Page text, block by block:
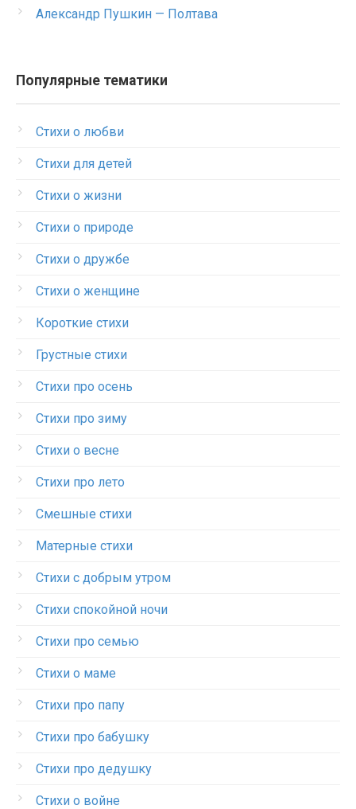
Александр Пушкин — Полтава
Популярные тематики
Стихи о любви
Стихи для детей
Стихи о жизни
Стихи о природе
Стихи о дружбе
Стихи о женщине
Короткие стихи
Грустные стихи
Стихи про осень
Стихи про зиму
Стихи о весне
Стихи про лето
Смешные стихи
Матерные стихи
Стихи с добрым утром
Стихи спокойной ночи
Стихи про семью
Стихи о маме
Стихи про папу
Стихи про бабушку
Стихи про дедушку
Стихи о войне